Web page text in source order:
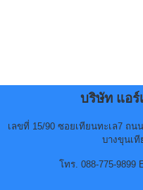
บริษัท แอร์
เลขที่ 15/90 ซอยเทียนทะเล7 ถ
บางขุนเที
โทร. 088-775-9899